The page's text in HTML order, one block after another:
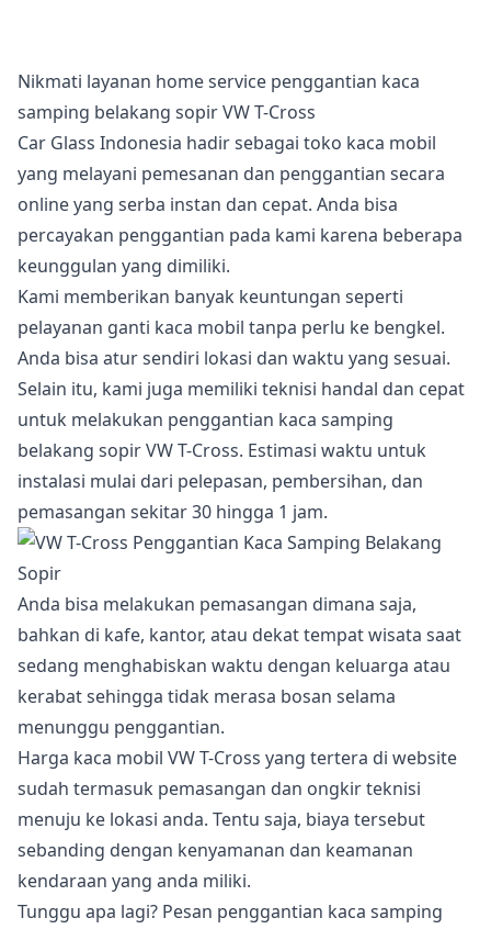
Nikmati layanan home service penggantian kaca
samping belakang sopir VW T-Cross
Car Glass Indonesia hadir sebagai toko kaca mobil
yang melayani pemesanan dan penggantian secara
online yang serba instan dan cepat. Anda bisa
percayakan penggantian pada kami karena beberapa
keunggulan yang dimiliki.
Kami memberikan banyak keuntungan seperti
pelayanan ganti kaca mobil tanpa perlu ke bengkel.
Anda bisa atur sendiri lokasi dan waktu yang sesuai.
Selain itu, kami juga memiliki teknisi handal dan cepat
untuk melakukan penggantian kaca samping
belakang sopir VW T-Cross. Estimasi waktu untuk
instalasi mulai dari pelepasan, pembersihan, dan
pemasangan sekitar 30 hingga 1 jam.
Anda bisa melakukan pemasangan dimana saja,
bahkan di kafe, kantor, atau dekat tempat wisata saat
sedang menghabiskan waktu dengan keluarga atau
kerabat sehingga tidak merasa bosan selama
menunggu penggantian.
Harga kaca mobil VW T-Cross yang tertera di website
sudah termasuk pemasangan dan ongkir teknisi
menuju ke lokasi anda. Tentu saja, biaya tersebut
sebanding dengan kenyamanan dan keamanan
kendaraan yang anda miliki.
Tunggu apa lagi? Pesan penggantian kaca samping